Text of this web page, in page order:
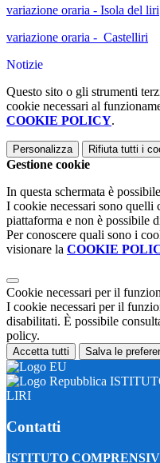
variazione oraria - Isola del liri
variazione oraria - Castelliri
Notizie
Questo sito o gli strumenti
cookie necessari al
COOKIE POLICY.
Personalizza Rifiuta tutti i
Gestione cookie
In questa schermata è
I cookie necessari sono quelli
piattaforma e non è possibile
Per conoscere quali sono i
visionare la COOKIE
Cookie necessari per il
I cookie necessari per il
disabilitati. È possibile
policy.
Accetta tutti Salva le
LIRI
Contatti
ISTITUTO